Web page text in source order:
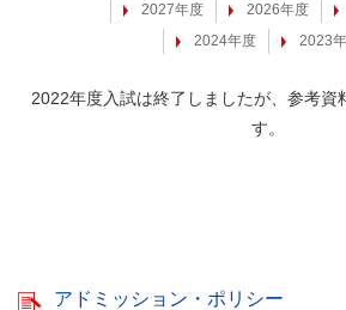
2027年度 2026年度
2024年度
2023
2022年度入試は終了しましたが、参考資
す。
アドミッション・ポリシー